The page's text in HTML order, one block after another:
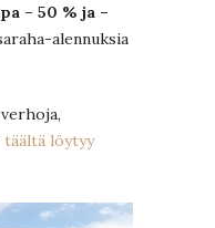
– 50 % ja –
alennuksia
täältä löytyy